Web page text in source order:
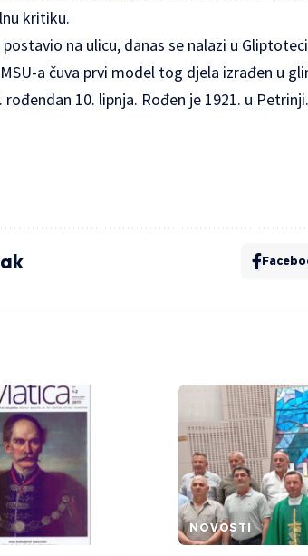
kritiku.
postavio na ulicu, danas se nalazi u
a čuva prvi model tog djela izrađen u
10. lipnja. Rođen je 1921. u Petrinji.
NOVOSTI